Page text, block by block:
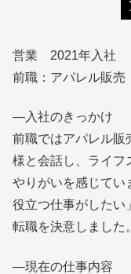
営業 2021年入社
前職：アパレル販売
―入社のきっかけ
前職ではアパレル販
様と会話し、ライフ
やりがいを感じてい
役立つ仕事がしたい
転職を決意しました。
—現在の仕事内容